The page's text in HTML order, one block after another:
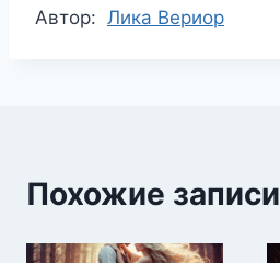
Метки
Автор: Лика Вериор
Похожие записи